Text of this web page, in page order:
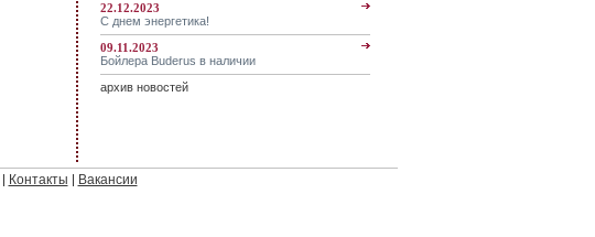
22.12.2023
С днем энергетика!
09.11.2023
Бойлера Buderus в наличии
архив новостей
Контакты
Вакансии